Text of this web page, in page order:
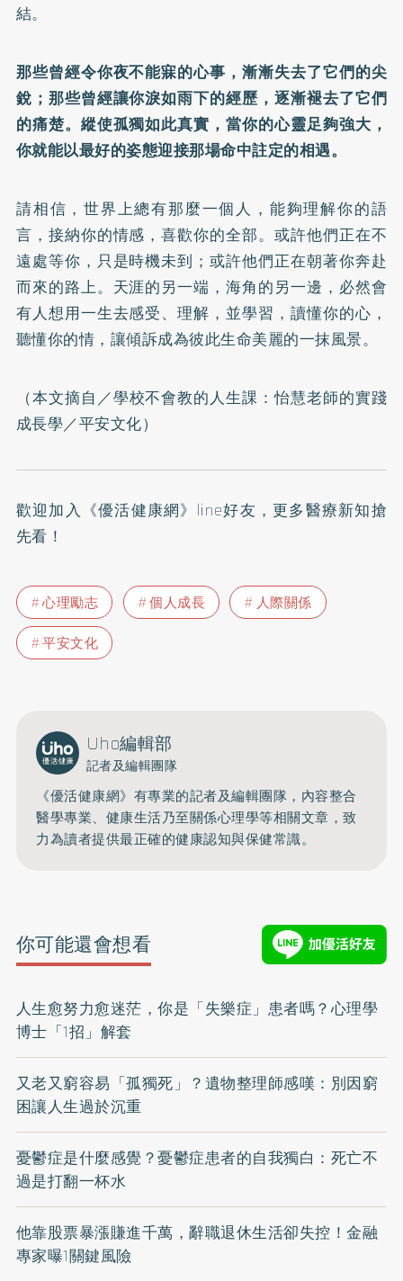
結。
那些曾經令你夜不能寐的心事，漸漸失去了它們的尖
銳；那些曾經讓你淚如雨下的經歷，逐漸褪去了它們
的痛楚。縱使孤獨如此真實，當你的心靈足夠強大，
你就能以最好的姿態迎接那場命中註定的相遇。
請相信，世界上總有那麼一個人，能夠理解你的語
言，接納你的情感，喜歡你的全部。或許他們正在不
遠處等你，只是時機未到；或許他們正在朝著你奔赴
而來的路上。天涯的另一端，海角的另一邊，必然會
有人想用一生去感受、理解，並學習，讀懂你的心，
聽懂你的情，讓傾訴成為彼此生命美麗的一抹風景。
（本文摘自／學校不會教的人生課：怡慧老師的實踐
成長學／平安文化）
歡迎加入 《優活健康網》line好友 ，更多醫療新知搶
先看！
心理勵志 個人成長
人際關係
平安文化
Uho編輯部
記者及編輯團隊
《優活健康網》有專業的記者及編輯團隊，內容整合
醫學專業、健康生活乃至關係心理學等相關文章，致
力為讀者提供最正確的健康認知與保健常識。
你可能還會想看
人生愈努力愈迷茫，你是「失樂症」患者嗎？心理學
博士「1招」解套
又老又窮容易「孤獨死」？遺物整理師感嘆：別因窮
困讓人生過於沉重
憂鬱症是什麼感覺？憂鬱症患者的自我獨白：死亡不
過是打翻一杯水
他靠股票暴漲賺進千萬，辭職退休生活卻失控！金融
專家曝1關鍵風險